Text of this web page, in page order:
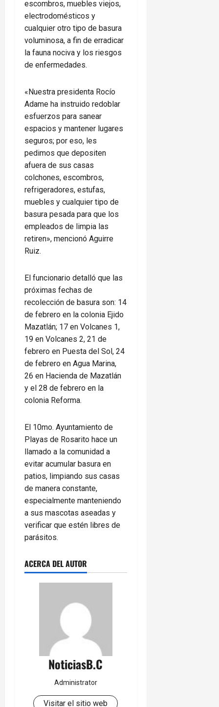
escombros, muebles viejos,
electrodomésticos y
cualquier otro tipo de basura
voluminosa, a fin de erradicar
la fauna nociva y los riesgos
de enfermedades.
«Nuestra presidenta Rocío
Adame ha instruido redoblar
esfuerzos para sanear
espacios y mantener lugares
seguros; por eso, les
pedimos que depositen
afuera de sus casas
colchones, escombros,
refrigeradores, estufas,
muebles y cualquier tipo de
basura pesada para que los
empleados de limpia las
retiren», mencionó Aguirre
Ruiz.
El funcionario detalló que las
próximas fechas de
recolección de basura son: 14
de febrero en la colonia Ejido
Mazatlán; 17 en Volcanes 1,
19 en Volcanes 2, 21 de
febrero en Puesta del Sol, 24
de febrero en Agua Marina,
26 en Hacienda de Mazatlán
y el 28 de febrero en la
colonia Reforma.
El 10mo. Ayuntamiento de
Playas de Rosarito hace un
llamado a la comunidad a
evitar acumular basura en
patios, limpiando sus casas
de manera constante,
especialmente manteniendo
a sus mascotas aseadas y
verificar que estén libres de
parásitos.
ACERCA DEL AUTOR
NoticiasB.C
Administrator
Visitar el sitio web